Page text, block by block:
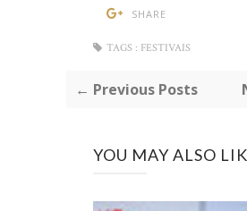
SHARE
TAGS : FESTIVAIS
← Previous Posts
YOU MAY ALSO